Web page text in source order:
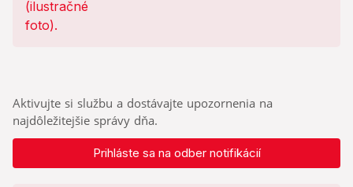
Aktivujte si službu a dostávajte upozornenia na
najdôležitejšie správy dňa.
Prihláste sa na odber notifikácií